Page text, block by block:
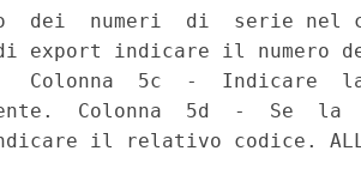
dei  numeri  di  serie nel
export indicare il
Colonna  5c  -  Indicare  la
Colonna  5d  -  Se  la
il relativo codice.